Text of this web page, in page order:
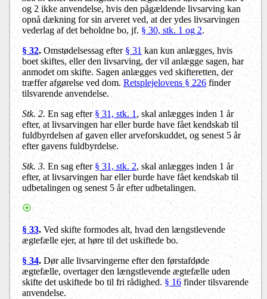
og 2 ikke anvendelse, hvis den pågældende livsarving kan
opnå dækning for sin arveret ved, at der ydes livsarvingen
vederlag af det beholdne bo, jf. § 30, stk. 1 og 2.
§ 32.Omstødelsessag efter§ 31 kan kun anlægges, hvis
boet skiftes, eller den livsarving, der vil anlægge sagen, har
anmodet om skifte. Sagen anlægges ved skifteretten, der
træffer afgørelse ved dom.Retsplejelovens § 226 finder
tilsvarende anvendelse.
Stk. 2. En sag efter§ 31, stk. 1 , skal anlægges inden 1 år
efter, at livsarvingen har eller burde have fået kendskab til
fuldbyrdelsen af gaven eller arveforskuddet, og senest 5 år
efter gavens fuldbyrdelse.
Stk. 3. En sag efter§ 31, stk. 2, skal anlægges inden 1 år
efter, at livsarvingen har eller burde have fået kendskab til
udbetalingen og senest 5 år efter udbetalingen.
§ 33.Ved skifte formodes alt, hvad den længstlevende
ægtefælle ejer, at høre til det uskiftede bo.
§ 34. Dør alle livsarvingerne efter den førstafdøde
ægtefælle, overtager den længstlevende ægtefælle uden
skifte det uskiftede bo til fri rådighed.§ 16 finder tilsvarende
anvendelse.